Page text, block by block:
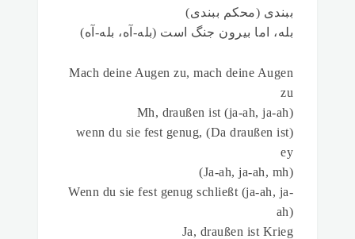
ببندی (محکم ببندی)
بله، اما بیرون جنگ است (بله-آه، بله-آه)
Mach deine Augen zu, mach deine Augen
zu
Mh, draußen ist (ja-ah, ja-ah)
(Da draußen ist) wenn du sie fest genug,
ey
(Ja-ah, ja-ah, mh)
Wenn du sie fest genug schließt (ja-ah, ja-
ah)
Ja, draußen ist Krieg